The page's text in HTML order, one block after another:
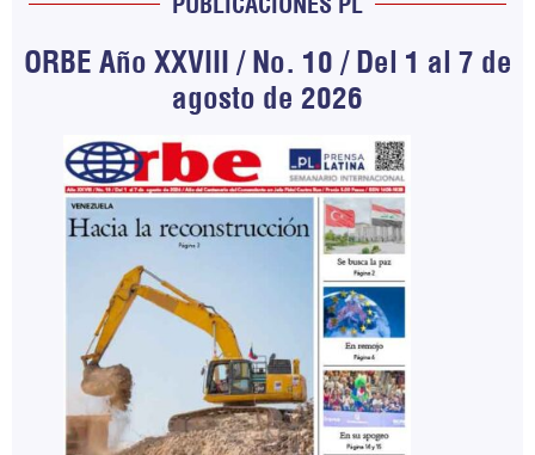
ORBE Año XXVIII / No. 10 / Del 1 al 7 de
agosto de 2026